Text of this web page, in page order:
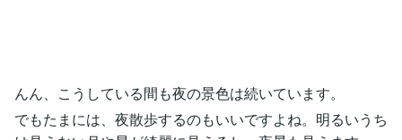
んん、こうしている間も夜の景色は続いています。
でもたまには、夜散歩するのもいいですよね。明るいうち